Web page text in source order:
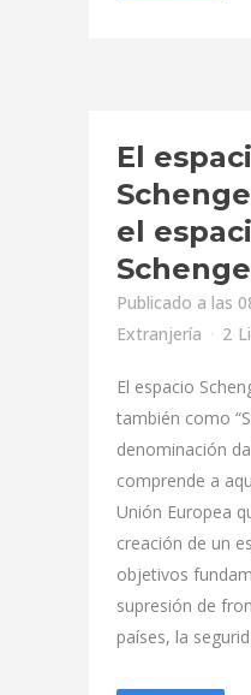
El
el
Publicado a las
Extranjería
2
El espacio
también como
denominación
comprende a
Unión Europea
creación de un
objetivos
supresión de
países, la